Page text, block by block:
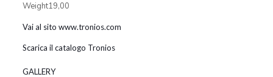
Weight19,00
Vai al sito www.tronios.com
Scarica il catalogo Tronios
GALLERY